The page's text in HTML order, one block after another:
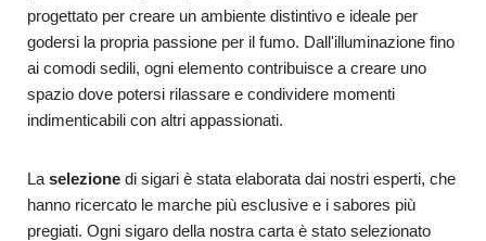
progettato per creare un ambiente distintivo e ideale per
godersi la propria passione per il fumo. Dall'illuminazione fino
ai comodi sedili, ogni elemento contribuisce a creare uno
spazio dove potersi rilassare e condividere momenti
indimenticabili con altri appassionati.
La selezione di sigari è stata elaborata dai nostri esperti, che
hanno ricercato le marche più esclusive e i sabores più
pregiati. Ogni sigaro della nostra carta è stato selezionato